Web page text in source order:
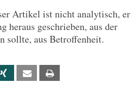
Artikel ist nicht analytisch, er
heraus geschrieben, aus der
sollte, aus Betroffenheit.
Xing Email